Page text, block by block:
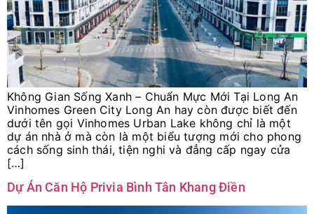
Không Gian Sống Xanh – Chuẩn Mực Mới Tại Long An
Vinhomes Green City Long An hay còn được biết đến
dưới tên gọi Vinhomes Urban Lake không chỉ là một
dự án nhà ở mà còn là một biểu tượng mới cho phong
cách sống sinh thái, tiện nghi và đẳng cấp ngay cửa
[…]
Dự Án Căn Hộ Privia Bình Tân Khang Điền